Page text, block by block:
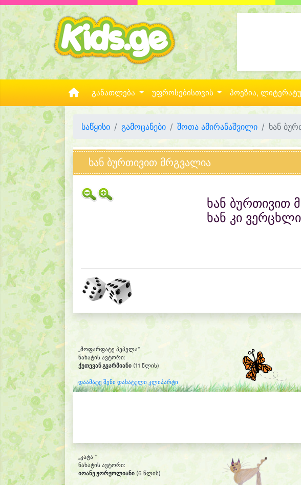
განათლება უფროსებისთვის პოეზია,
საწყისი გამოცანები შოთა ამირანაშვილი ხან
ხან ბურთივით მრგვალია
ხან ბურთივით
ხან კი
„მოფარფატე პეპელა“
ნახატის ავტორი:
ქეთევან გვარმიანი (11 წლის)
დაამატე შენი დახატული კლიპარტი
„კატა “
ნახატის ავტორი:
იოანე ჟორჟოლიანი (6 წლის)